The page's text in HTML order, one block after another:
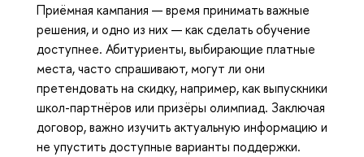
Приёмная кампания — время принимать важные
решения, и одно из них — как сделать обучение
доступнее. Абитуриенты, выбирающие платные
места, часто спрашивают, могут ли они
претендовать на скидку, например, как выпускники
школ-партнёров или призёры олимпиад. Заключая
договор, важно изучить актуальную информацию и
не упустить доступные варианты поддержки.